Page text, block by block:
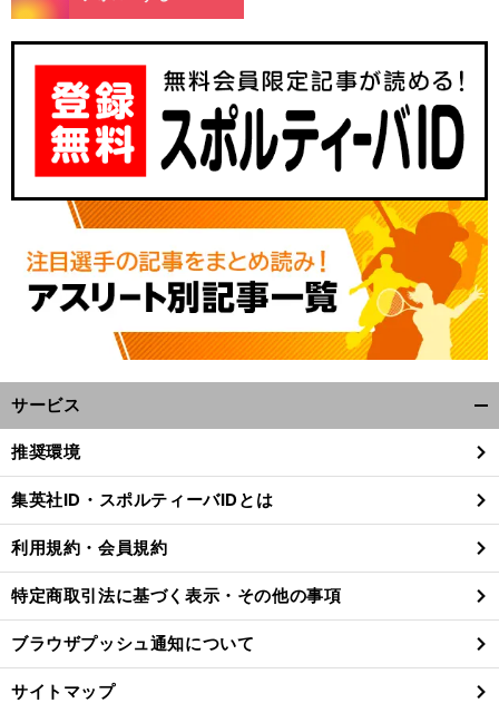
へ
サービス
閉
る
推奨環境
集英社ID・スポルティーバIDとは
利用規約・会員規約
特定商取引法に基づく表示・その他の事項
ブラウザプッシュ通知について
サイトマップ